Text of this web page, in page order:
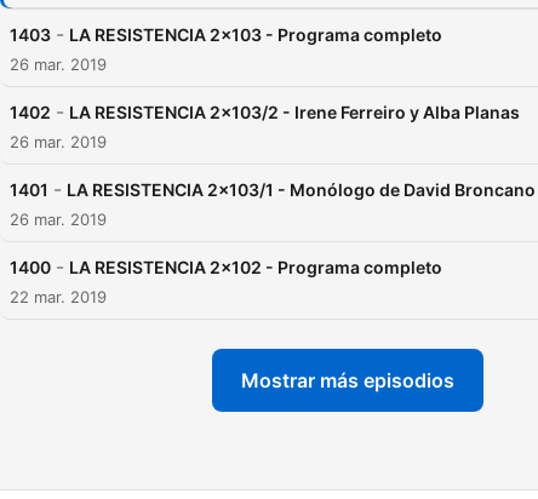
1403 - LA RESISTENCIA 2x103 - Programa completo
26 mar. 2019
1402 - LA RESISTENCIA 2x103/2 - Irene Ferreiro y Alba Planas
26 mar. 2019
1401 - LA RESISTENCIA 2x103/1 - Monólogo de David Broncano
26 mar. 2019
1400 - LA RESISTENCIA 2x102 - Programa completo
22 mar. 2019
Mostrar más episodios